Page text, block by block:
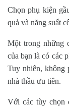
Chọn phụ kiện
quả và năng suất
Một trong những
của bạn là có các
Tuy nhiên, không
nhà thầu ưu tiên.
Với các tùy chọn